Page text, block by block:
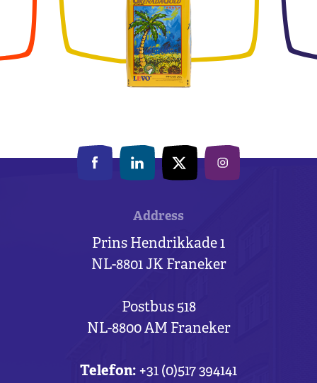
Address
Prins Hendrikkade 1
NL-8801 JK Franeker
Postbus 518
NL-8800 AM Franeker
Telefon: +31 (0)517 394141